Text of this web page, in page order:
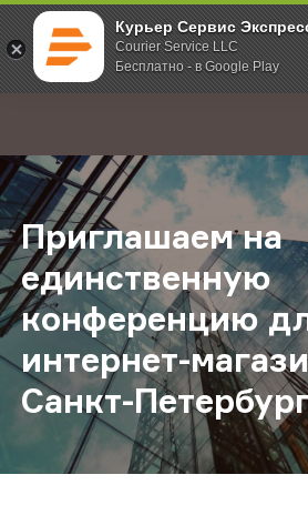
Курьер Сервис
Courier Service LLC
Бесплатно - в Google Play
; Главная О компании Новости
Приглашаем на
единственную
конференцию
интернет-
Санкт-